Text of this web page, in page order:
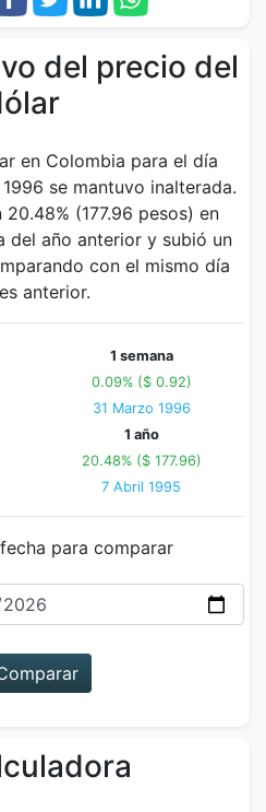
del precio del
en Colombia para el día
se mantuvo inalterada.
20.48% (177.96 pesos) en
del año anterior y subió un
con el mismo día
anterior.
1 semana
0.09% ($ 0.92)
31 Marzo 1996
1 año
20.48% ($ 177.96)
7 Abril 1995
para comparar
Fecha